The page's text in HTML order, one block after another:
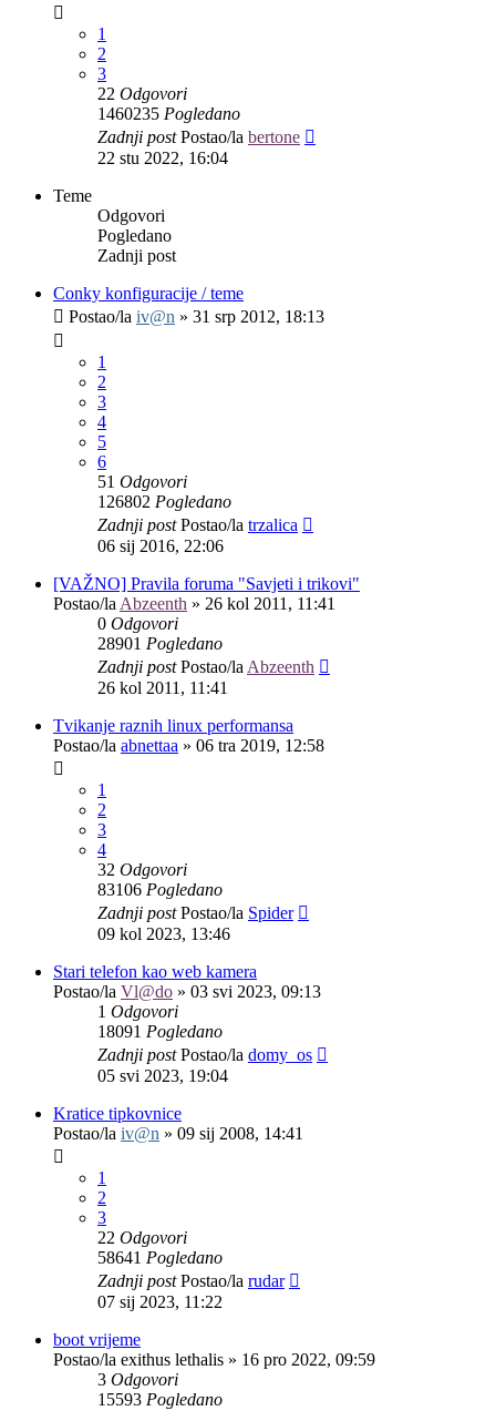
1
2
3
22 Odgovori
1460235 Pogledano
Zadnji postPostao/la bertone
22 stu 2022, 16:04
Teme
Odgovori
Pogledano
Zadnji post
Conky konfiguracije / teme
Postao/la iv@n » 31 srp 2012, 18:13
1
2
3
4
5
6
51 Odgovori
126802 Pogledano
Zadnji postPostao/la trzalica
06 sij 2016, 22:06
[VAŽNO] Pravila foruma "Savjeti i trikovi"
Postao/la Abzeenth » 26 kol 2011, 11:41
0 Odgovori
28901 Pogledano
Zadnji postPostao/la Abzeenth
26 kol 2011, 11:41
Tvikanje raznih linux performansa
Postao/la abnettaa » 06 tra 2019, 12:58
1
2
3
4
32 Odgovori
83106 Pogledano
Zadnji postPostao/la Spider
09 kol 2023, 13:46
Stari telefon kao web kamera
Postao/la Vl@do » 03 svi 2023, 09:13
1 Odgovori
18091 Pogledano
Zadnji postPostao/la domy_os
05 svi 2023, 19:04
Kratice tipkovnice
Postao/la iv@n » 09 sij 2008, 14:41
1
2
3
22 Odgovori
58641 Pogledano
Zadnji postPostao/la rudar
07 sij 2023, 11:22
boot vrijeme
Postao/la exithus lethalis » 16 pro 2022, 09:59
3 Odgovori
15593 Pogledano